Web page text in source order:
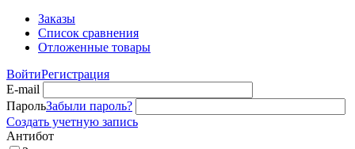
Заказы
Список сравнения
Отложенные товары
ВойтиРегистрация
E-mail
ПарольЗабыли пароль?
Создать учетную запись
Антибот